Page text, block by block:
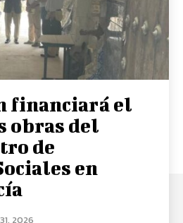
financiará el
obras del
de
en
2026